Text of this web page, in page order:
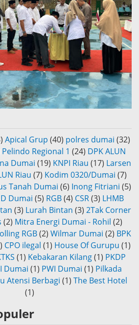
Apical Grup (40) polres dumai (32)
Pelindo Regional 1 (24) DPK ALUN
Dumai (19) KNPI Riau (17) Larsen
Riau (7) Kodim 0320/Dumai (7)
Tanah Dumai (6) Inong Fitriani (5)
Dumai (5) RGB(4) CSR(3) LHMB
(3) Lurah Bintan (3) 2Tak Corner
(2) Mitra Energi Dumai - Rohil (2)
RGB (2) Wilmar Dumai (2) BPK
CPO ilegal (1) House Of Gurupu (1)
(1) Kebakaran Kilang(1) PKDP
Dumai (1) PWI Dumai (1) Pilkada
Atensi Berbagi (1) The Best Hotel
(1)